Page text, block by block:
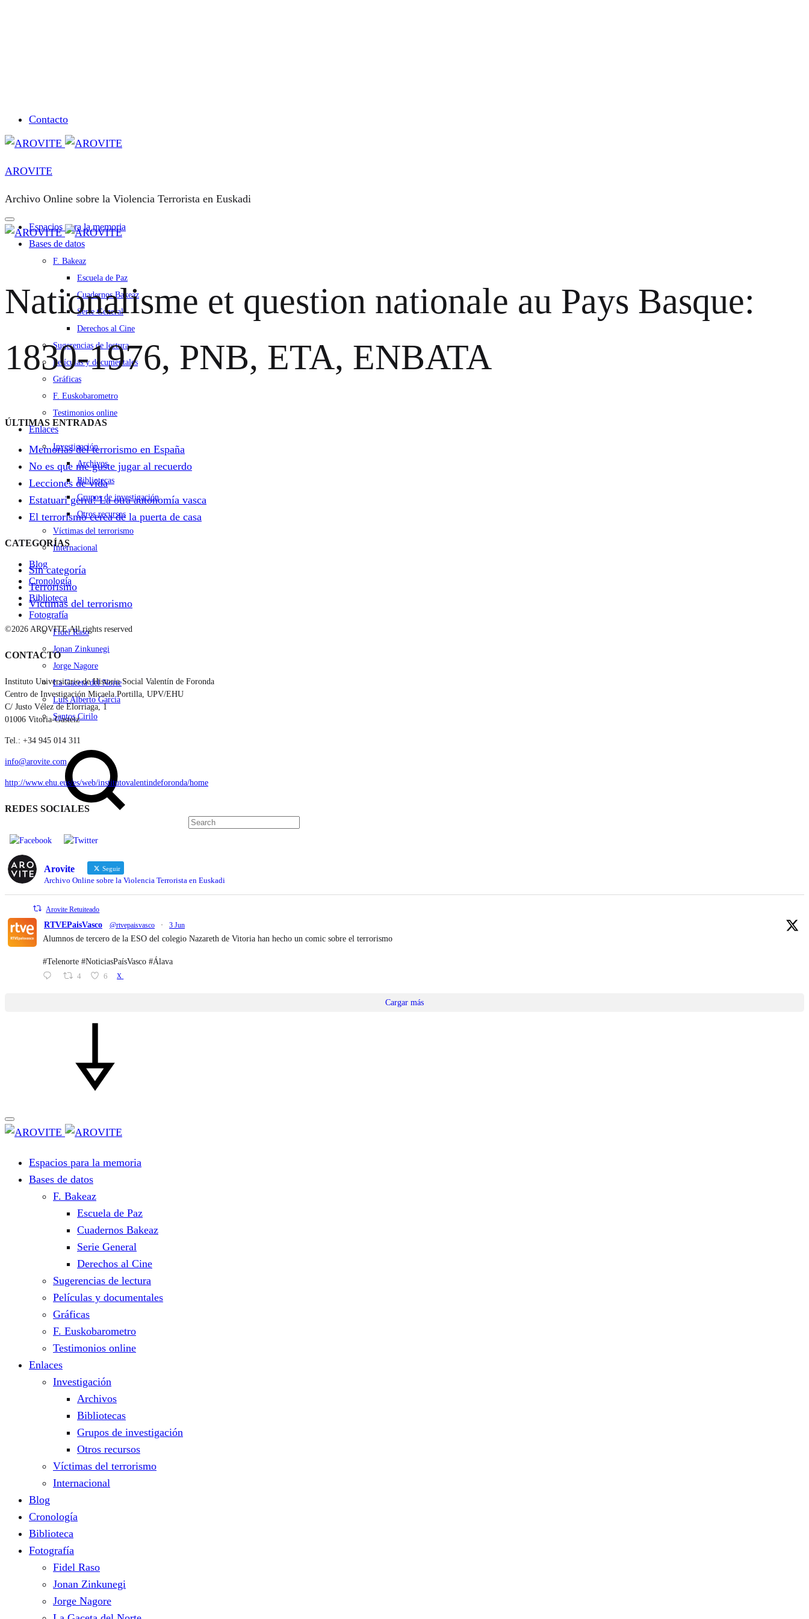
Contacto
AROVITE
Archivo Online sobre la Violencia Terrorista en Euskadi
Espacios para la memoria
Bases de datos
F. Bakeaz
Escuela de Paz
Cuadernos Bakeaz
Serie General
Derechos al Cine
Sugerencias de lectura
Películas y documentales
Gráficas
F. Euskobarometro
Testimonios online
Enlaces
Investigación
Archivos
Bibliotecas
Grupos de investigación
Otros recursos
Víctimas del terrorismo
Internacional
Blog
Cronología
Biblioteca
Fotografía
Fidel Raso
Jonan Zinkunegi
Jorge Nagore
La Gaceta del Norte
Luis Alberto García
Santos Cirilo
Search
Nationalisme et question nationale au Pays Basque:
1830-1976, PNB, ETA, ENBATA
ÚLTIMAS ENTRADAS
Memorias del terrorismo en España
No es que me guste jugar al recuerdo
Lecciones de vida
Estatuari gerra! La otra autonomía vasca
El terrorismo cerca de la puerta de casa
CATEGORÍAS
Sin categoría
Terrorismo
Víctimas del terrorismo
©2026 AROVITE All rights reserved
CONTACTO
Instituto Universitario de Historia Social Valentín de Foronda
Centro de Investigación Micaela Portilla, UPV/EHU
C/ Justo Vélez de Elorriaga, 1
01006 Vitoria-Gasteiz
Tel.: +34 945 014 311
info@arovite.com
http://www.ehu.eus/es/web/institutovalentindeforonda/home
REDES SOCIALES
Arovite Seguir
Archivo Online sobre la Violencia Terrorista en Euskadi
Arovite Retuiteado
RTVEPaisVasco @rtvepaisvasco · 3 Jun
Alumnos de tercero de la ESO del colegio Nazareth de Vitoria han hecho un comic sobre el terrorismo
#Telenorte #NoticiasPaísVasco #Álava
4 6 X
Cargar más
Espacios para la memoria
Bases de datos
F. Bakeaz
Escuela de Paz
Cuadernos Bakeaz
Serie General
Derechos al Cine
Sugerencias de lectura
Películas y documentales
Gráficas
F. Euskobarometro
Testimonios online
Enlaces
Investigación
Archivos
Bibliotecas
Grupos de investigación
Otros recursos
Víctimas del terrorismo
Internacional
Blog
Cronología
Biblioteca
Fotografía
Fidel Raso
Jonan Zinkunegi
Jorge Nagore